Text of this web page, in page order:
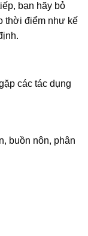
bạn hãy bỏ
thời điểm như kế
các tác dụng
buồn nôn, phân